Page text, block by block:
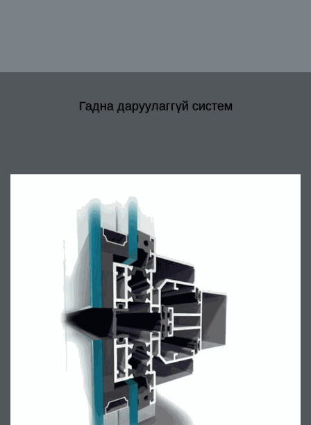
Гадна даруулаггүй систем